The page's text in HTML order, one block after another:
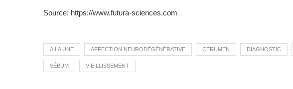
Source: https://www.futura-sciences.com
À LA UNE AFFECTION NEURODÉGÉNÉRATIVE CÉRUMEN DIAGNOSTIC
SÉBUM VIEILLISSEMENT